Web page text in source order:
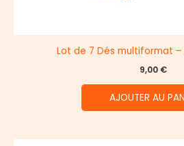
Lot de 7 Dés multiformat
9,00 €
AJOUTER AU